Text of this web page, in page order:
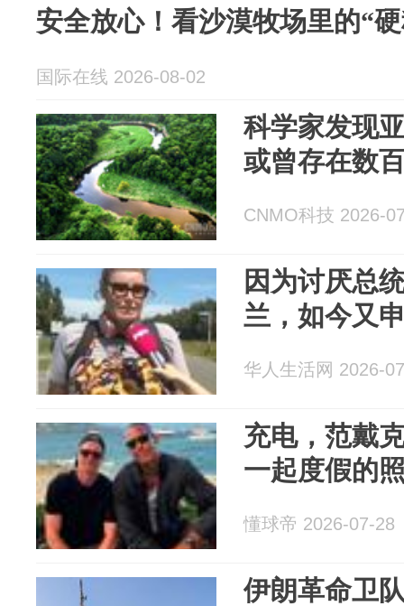
安全放心！看沙漠牧场里的“
国际在线 2026-08-02
科学家发现
或曾存在数
CNMO科技 2026-
因为讨厌总
兰，如今又
华人生活网 2026-
充电，范戴
一起度假的
懂球帝 2026-07-28
伊朗革命卫